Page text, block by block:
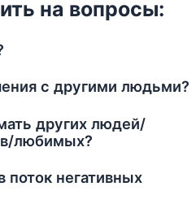
на вопросы:
с другими людьми?
других людей/
любимых?
поток негативных